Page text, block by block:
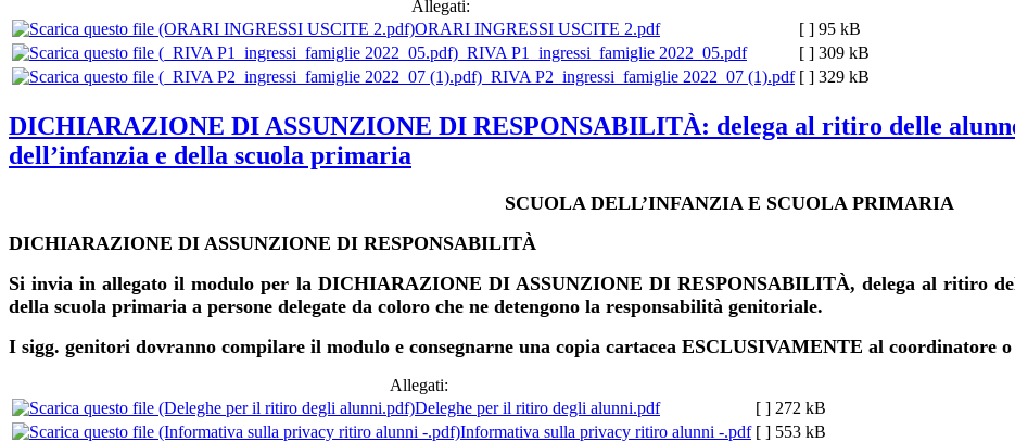
Allegati:
ORARI INGRESSI USCITE 2.pdf
[ ] 95 kB
_RIVA P1_ingressi_famiglie 2022_05.pdf
[ ] 309 kB
_RIVA P2_ingressi_famiglie 2022_07 (1).pdf [ ] 329 kB
DICHIARAZIONE DI ASSUNZIONE DI RESPONSABILITÀ: delega al ritiro delle
dell’infanzia e della scuola primaria
SCUOLA DELL’INFANZIA E SCUOLA PRIMARIA
DICHIARAZIONE DI ASSUNZIONE DI RESPONSABILITÀ
Si invia in allegato il modulo per la DICHIARAZIONE DI ASSUNZIONE DI RESPONSABILITÀ, delega al ritiro
della scuola primaria a persone delegate da coloro che ne detengono la responsabilità genitoriale.
I sigg. genitori dovranno compilare il modulo e consegnarne una copia cartacea ESCLUSIVAMENTE al coordinatore
Allegati:
Deleghe per il ritiro degli alunni.pdf
[ ] 272 kB
Informativa sulla privacy ritiro alunni -.pdf [ ] 553 kB